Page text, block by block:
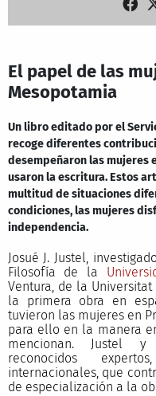
El papel de las
Mesopotamia
Un libro editado por el
recoge diferentes
desempeñaron las mujeres
usaron la escritura. Estos
multitud de situaciones
condiciones, las mujeres
independencia.
Josué J. Justel,
Filosofía de la
Ventura, de la
la primera obra en
tuvieron las mujeres en
para ello en la manera
mencionan. Justel y
reconocidos
internacionales, que
de especialización a la